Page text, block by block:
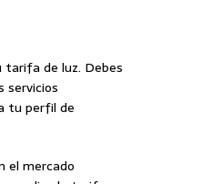
de luz. Debes
servicios
tu perfil de
el mercado